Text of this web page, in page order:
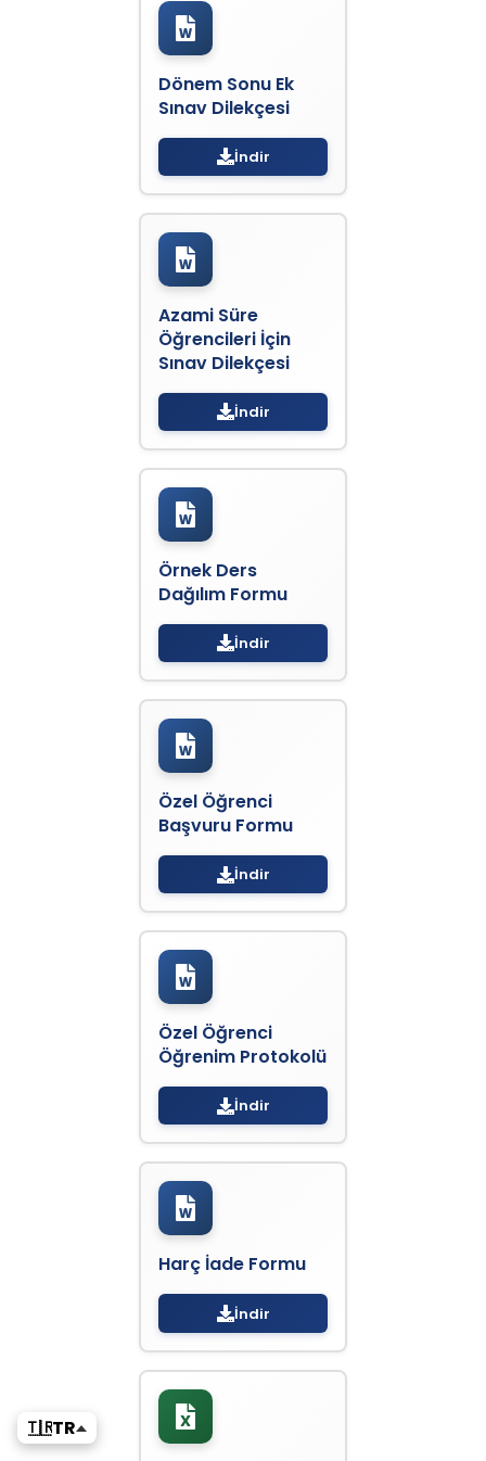
Dönem Sonu Ek
Sınav Dilekçesi
İndir
Azami Süre
Öğrencileri İçin
Sınav Dilekçesi
İndir
Örnek Ders
Dağılım Formu
İndir
Özel Öğrenci
Başvuru Formu
İndir
Özel Öğrenci
Öğrenim Protokolü
İndir
Harç İade Formu
İndir
🇹🇷TR